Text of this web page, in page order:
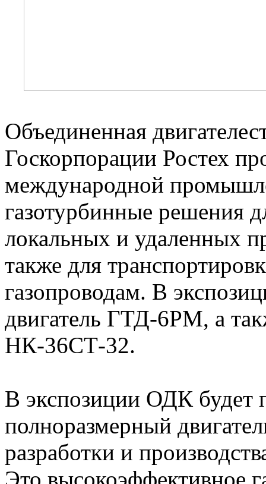
Объединенная
Госкорпорации Ростех
международной
газотурбинные решения
локальных и удаленных
также для
газопроводам. В
двигатель ГТД-6РМ, а
НК-36СТ-32.
В экспозиции ОДК будет
полноразмерный
разработки и
Это высокоэффективное